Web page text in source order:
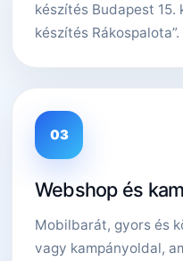
készítés Budapest 15.
készítés Rákospalota”.
03
Webshop és
Mobilbarát, gyors és
vagy kampányoldal,